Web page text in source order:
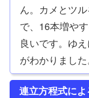
ん。カメとツ
で、16本増や
良いです。ゆ
がわかりました
連立方程式に